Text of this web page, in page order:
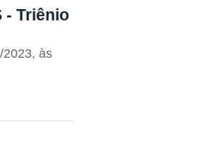
- Triênio
2023, às